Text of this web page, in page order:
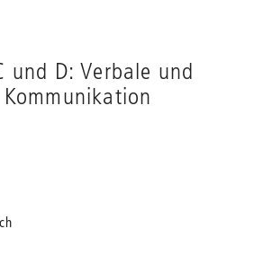
und D: Verbale und